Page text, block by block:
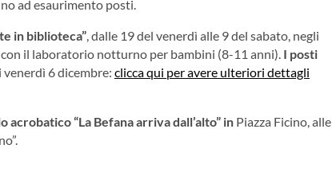
ad esaurimento posti.
in biblioteca”, dalle 19 del venerdì alle 9 del sabato, negli
il laboratorio notturno per bambini (8-11 anni). I posti
6 dicembre: clicca qui per avere ulteriori dettagli
acrobatico “La Befana arriva dall’alto” in Piazza Ficino, alle